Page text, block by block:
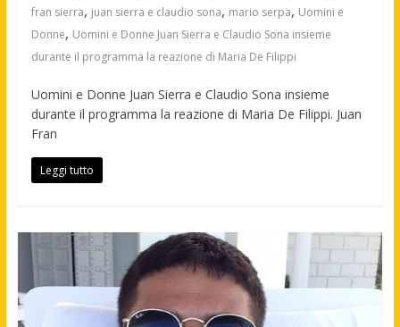
fran sierra, juan sierra e claudio sona, mario serpa, Uomini e
Donne, Uomini e Donne Juan Sierra e Claudio Sona insieme
durante il programma la reazione di Maria De Filippi
Uomini e Donne Juan Sierra e Claudio Sona insieme
durante il programma la reazione di Maria De Filippi. Juan
Fran
Leggi tutto